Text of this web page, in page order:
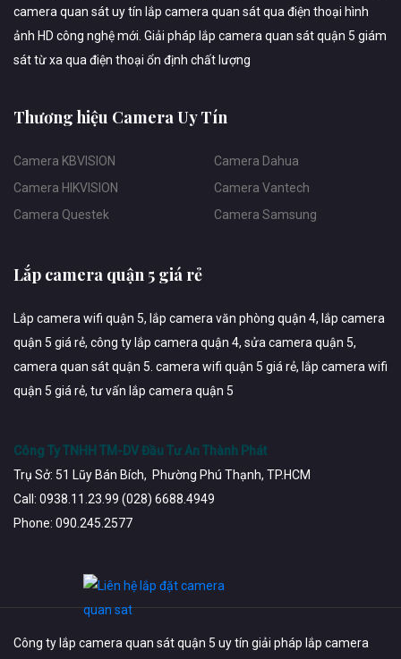
camera quan sát uy tín lắp camera quan sát qua điện thoại hình
ảnh HD công nghệ mới. Giải pháp lắp camera quan sát quận 5 giám
sát từ xa qua điện thoại ổn định chất lượng
Thương hiệu Camera Uy Tín
Camera KBVISION
Camera HIKVISION
Camera Questek
Camera Dahua
Camera Vantech
Camera Samsung
Lắp camera quận 5 giá rẻ
Lắp camera wifi quận 5, lắp camera văn phòng quận 4, lắp camera
quận 5 giá rẻ, công ty lắp camera quận 4, sửa camera quận 5,
camera quan sát quận 5. camera wifi quận 5 giá rẻ, lắp camera wifi
quận 5 giá rẻ, tư vấn lắp camera quận 5
Công Ty TNHH TM-DV Đầu Tư An Thành Phát
Trụ Sở: 51 Lũy Bán Bích, Phường Phú Thạnh, TP.HCM
Call: 0938.11.23.99 (028) 6688.4949
Phone: 090.245.2577
Công ty lắp camera quan sát quận 5 uy tín giải pháp lắp camera